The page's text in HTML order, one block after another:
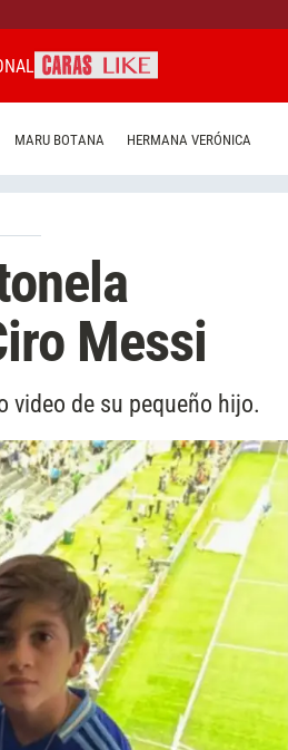
MARU BOTANA HERMANA VERÓNICA
Messi
de su pequeño hijo.